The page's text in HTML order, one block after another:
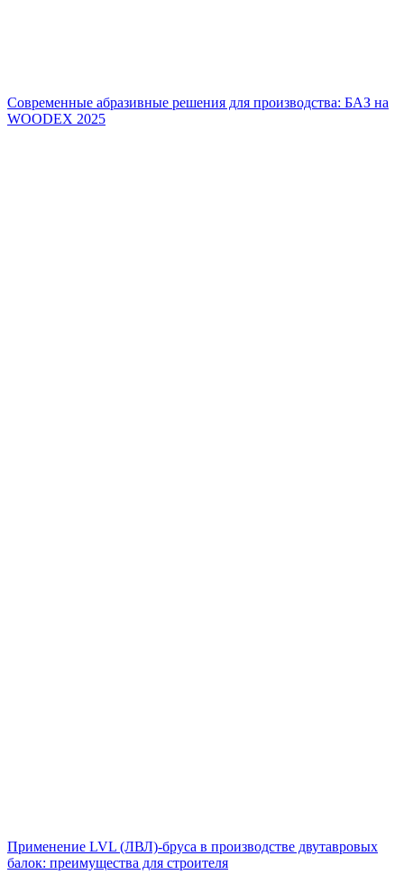
Современные абразивные решения для производства: БАЗ на
WOODEX 2025
Применение LVL (ЛВЛ)-бруса в производстве двутавровых
балок: преимущества для строителя